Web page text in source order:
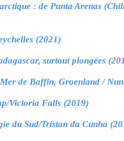
: de Punta Arenas
(2021)
surtout plongées
de Baffin, Groenland /
Victoria Falls (2019)
du Sud/Tristan da Cunha